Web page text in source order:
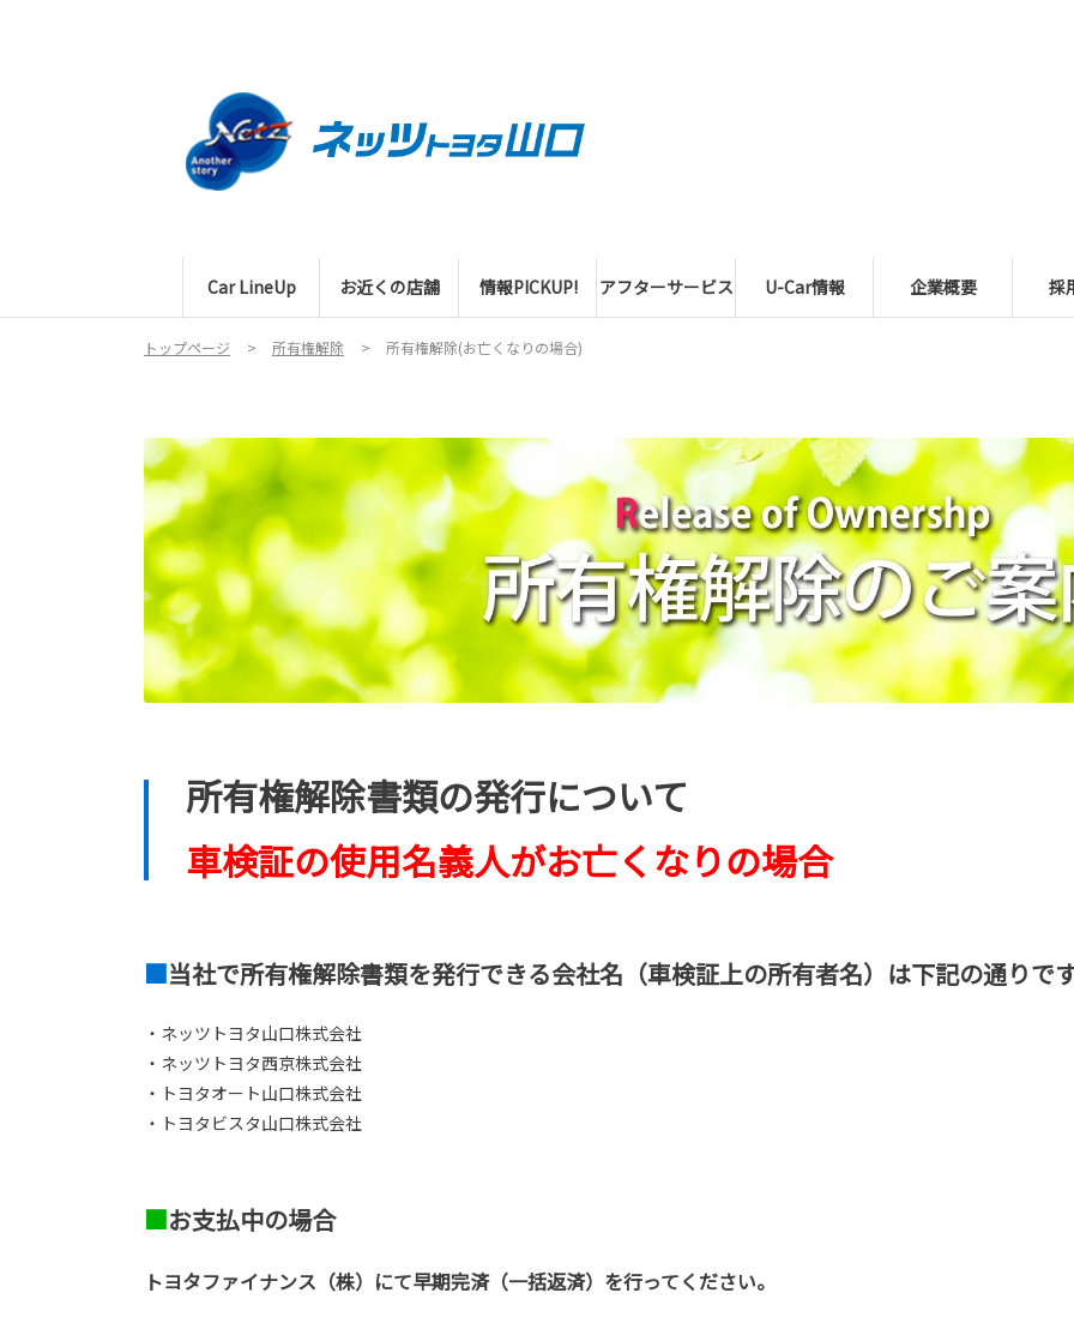
Car LineUp お近くの店舗 情報PICKUP! アフターサービス U-Car情報 企業概要 採
トップページ 所有権解除 所有権解除(お亡くなりの場合)
所有権解除書類の発行について
車検証の使用名義人がお亡くなりの場合
■当社で所有権解除書類を発行できる会社名（車検証上の所有者名）は下記の通りで
・ネッツトヨタ山口株式会社
・ネッツトヨタ西京株式会社
・トヨタオート山口株式会社
・トヨタビスタ山口株式会社
■お支払中の場合
トヨタファイナンス（株）にて早期完済（一括返済）を行ってください。